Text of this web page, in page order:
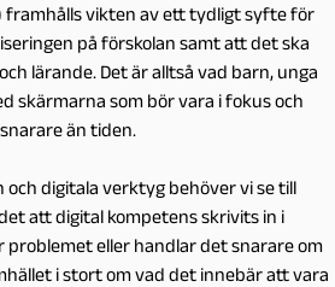
framhålls vikten av ett tydligt syfte för
på förskolan samt att det ska
lärande. Det är alltså vad barn, unga
skärmarna som bör vara i fokus och
än tiden.
och digitala verktyg behöver vi se till
att digital kompetens skrivits in i
problemet eller handlar det snarare om
i stort om vad det innebär att vara